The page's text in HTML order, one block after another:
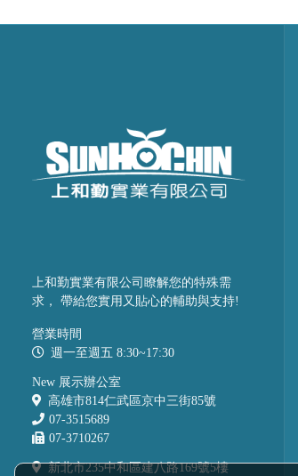
上和勤實業有限公司瞭解您的特殊需
求， 帶給您實用又貼心的輔助與支持!
營業時間
週一至週五 8:30~17:30
New 展示辦公室
高雄市814仁武區京中三街85號
07-3515689
07-3710267
新北市235中和區建八路169號5樓